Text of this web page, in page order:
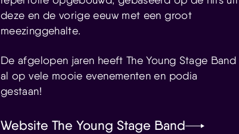
deze en de vorige eeuw met een groot
meezinggehalte.
De afgelopen jaren heeft The Young Stage Band
al op vele mooie evenementen en podia
gestaan!
Website The Young Stage Band